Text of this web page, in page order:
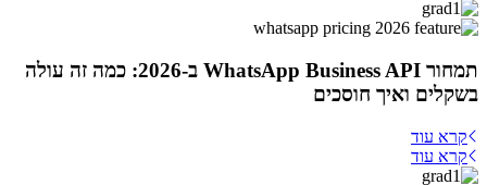
תמחור WhatsApp Business API ב-2026: כמה זה עולה
בשקלים ואיך חוסכים
קרא עוד
קרא עוד